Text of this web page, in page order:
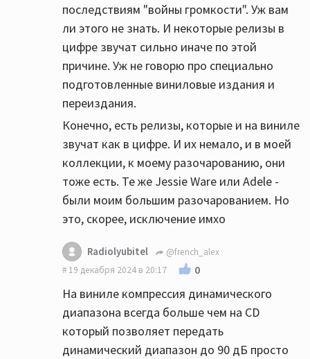
последствиям "войны громкости". Уж вам
ли этого не знать. И некоторые релизы в
цифре звучат сильно иначе по этой
причине. Уж не говорю про специально
подготовленные виниловые издания и
переиздания.
Конечно, есть релизы, которые и на виниле
звучат как в цифре. И их немало, и в моей
коллекции, к моему разочарованию, они
тоже есть. Те же Jessie Ware или Adele -
были моим большим разочарованием. Но
это, скорее, исключение имхо
Radiolyubitel
@french_alex
19 декабря 2024 в 20:17
0
На виниле компрессия динамического
диапазона всегда больше чем на СD
который позволяет передать
динамический диапазон до 90 дБ просто